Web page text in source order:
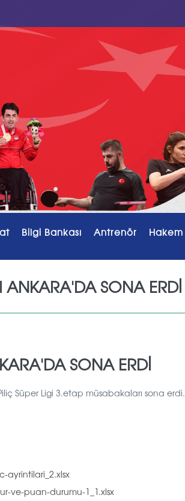
Bilgi Bankası Antrenör Hakem
ANKARA'DA SONA ERDİ
SONA ERDİ
Süper Ligi 3.etap müsabakaları sona erdi.
ve-puan-durumu-1_1.xlsx